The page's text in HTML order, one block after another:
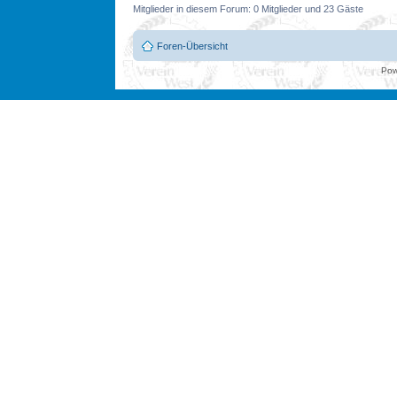
Mitglieder in diesem Forum: 0 Mitglieder und 23 Gäste
Foren-Übersicht